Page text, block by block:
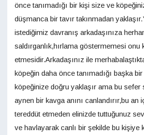
önce tanımadığı bir kişi size ve
düşmanca bir tavır takınmadan
istediğimiz davranış arkadaşınıza
saldırganlık,hırlama göstermemesi onu
etmesidir.Arkadaşınız ile
köpeğin daha önce tanımadığı başka
köpeğinize doğru yaklaşır ama bu sefer
aynen bir kavga anını canlandırır,bu an
tereddüt etmeden elinizde tuttuğunuz
ve havlayarak canlı bir şekilde bu kişiye